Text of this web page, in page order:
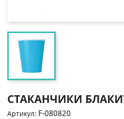
СТАКАНЧИКИ
Артикул: F-080820